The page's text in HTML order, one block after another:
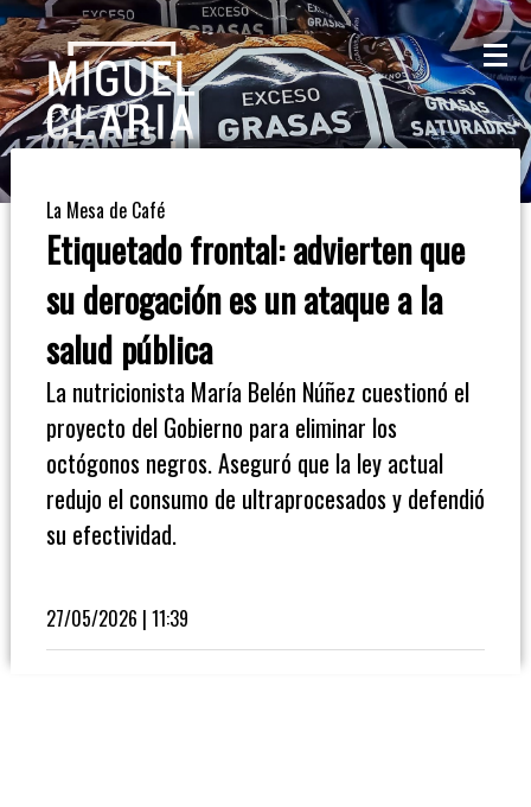
La
Mesa
Café
Columna
Opinión
Radioinforme
Fútbol
Biblioteca
La Mesa de Café
Etiquetado frontal: advierten que
su derogación es un ataque a la
salud pública
La nutricionista María Belén Núñez cuestionó el
proyecto del Gobierno para eliminar los
octógonos negros. Aseguró que la ley actual
redujo el consumo de ultraprocesados y defendió
su efectividad.
27/05/2026 | 11:39